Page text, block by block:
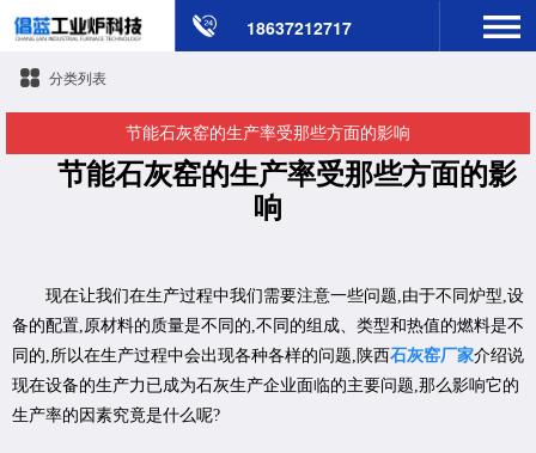
18637212717
分类列表
节能石灰窑的生产率受那些方面的影响
节能石灰窑的生产率受那些方面的影
响
现在让我们在生产过程中我们需要注意一些问题,由于不同炉型,设
备的配置,原材料的质量是不同的,不同的组成、类型和热值的燃料是不
同的,所以在生产过程中会出现各种各样的问题,陕西石灰窑厂家介绍说
现在设备的生产力已成为石灰生产企业面临的主要问题,那么影响它的
生产率的因素究竟是什么呢?